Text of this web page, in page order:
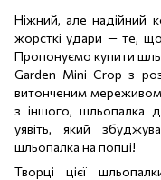
Ніжний, але надійний
жорсткі удари — те,
Пропонуємо купити
Garden Mini Crop з
витонченим
з іншого, шльопалка
уявіть, який
шльопалка на попці!
Творці цієї